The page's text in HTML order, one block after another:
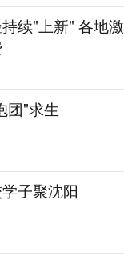
续"上新" 各地激
团"求生
子聚沈阳